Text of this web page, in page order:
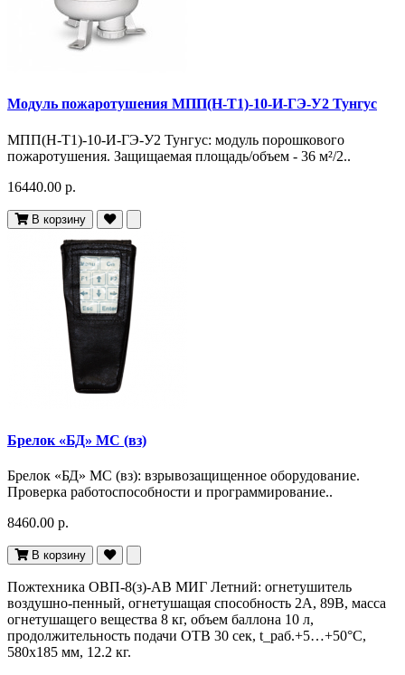
Модуль пожаротушения МПП(Н-Т1)-10-И-ГЭ-У2 Тунгус
МПП(Н-Т1)-10-И-ГЭ-У2 Тунгус: модуль порошкового
пожаротушения. Защищаемая площадь/объем - 36 м²/2..
16440.00 р.
В корзину
Брелок «БД» МС (вз)
Брелок «БД» МС (вз): взрывозащищенное оборудование.
Проверка работоспособности и программирование..
8460.00 р.
В корзину
Пожтехника ОВП-8(з)-АВ МИГ Летний: огнетушитель
воздушно-пенный, огнетушащая способность 2А, 89В, масса
огнетушащего вещества 8 кг, объем баллона 10 л,
продолжительность подачи ОТВ 30 сек, t_раб.+5…+50°С,
580х185 мм, 12.2 кг.